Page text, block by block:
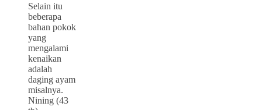
Selain itu
beberapa
bahan pokok
yang
mengalami
kenaikan
adalah
daging ayam
misalnya.
Nining (43